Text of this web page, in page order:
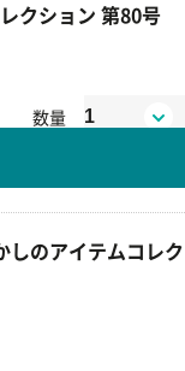
クション 第80号
数量
しのアイテムコレク